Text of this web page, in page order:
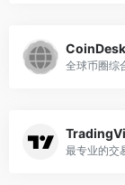
CoinDesk
全球币圈综
最专业的交